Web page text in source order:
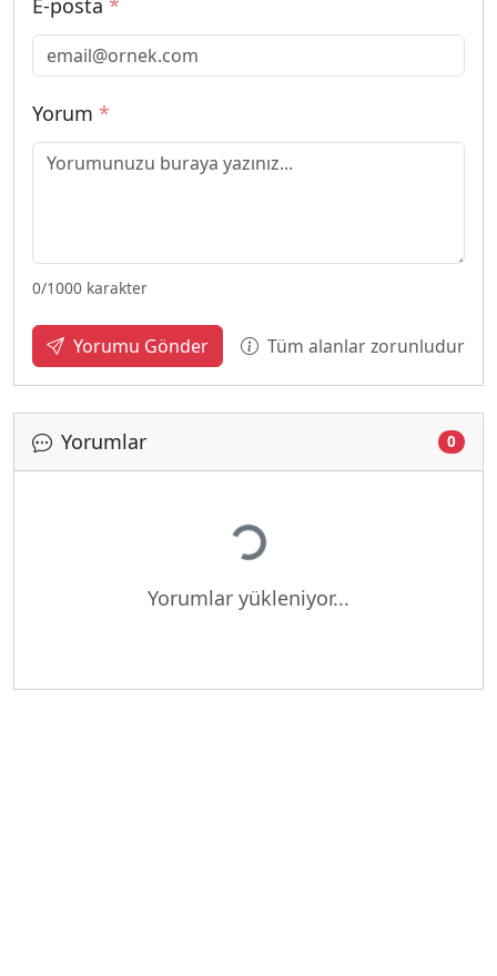
E-posta *
Yorum *
0/1000 karakter
Yorumu Gönder Tüm alanlar zorunludur
Yorumlar 0
Yükleniyor...
Yorumlar yükleniyor...